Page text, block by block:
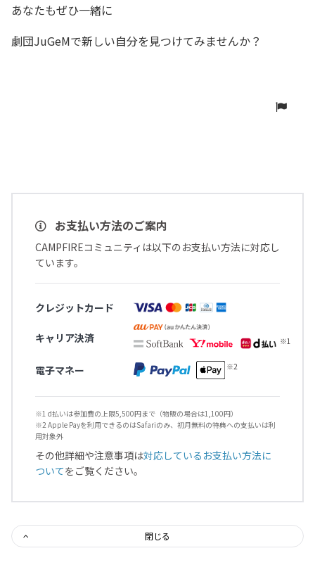
あなたもぜひ一緒に
劇団JuGeMで新しい自分を見つけてみませんか？
お支払い方法のご案内
CAMPFIREコミュニティは以下のお支払い方法に対応し
ています。
クレジットカード
キャリア決済
電子マネー
※1 d払いは参加費の上限5,500円まで（物販の場合は1,100円）
※2 Apple Payを利用できるのはSafariのみ、初月無料の特典への支払いは利
用対象外
その他詳細や注意事項は対応しているお支払い方法に
ついてをご覧ください。
閉じる